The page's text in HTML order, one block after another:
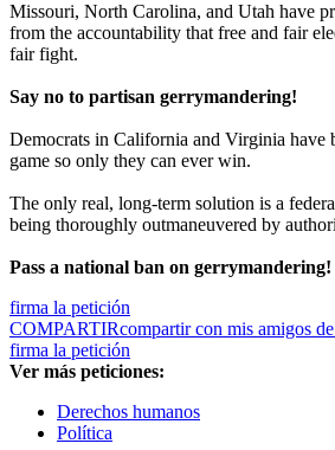
Missouri, North Carolina, and Utah have
from the accountability that free and fair
fair fight.
Say no to partisan gerrymandering!
Democrats in California and Virginia have
game so only they can ever win.
The only real, long-term solution is a
being thoroughly outmaneuvered by
Pass a national ban on gerrymandering!
firma la petición
COMPARTIRcompartir con mis amigos
firma la petición
Ver más peticiones:
Derechos humanos
Política